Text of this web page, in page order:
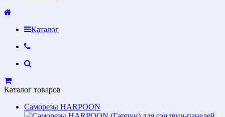
Каталог
Каталог товаров
Саморезы HARPOON